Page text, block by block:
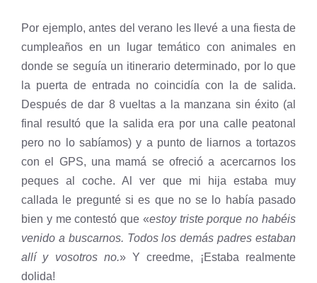
Por ejemplo, antes del verano les llevé a una fiesta de
cumpleaños en un lugar temático con animales en
donde se seguía un itinerario determinado, por lo que
la puerta de entrada no coincidía con la de salida.
Después de dar 8 vueltas a la manzana sin éxito (al
final resultó que la salida era por una calle peatonal
pero no lo sabíamos) y a punto de liarnos a tortazos
con el GPS, una mamá se ofreció a acercarnos los
peques al coche. Al ver que mi hija estaba muy
callada le pregunté si es que no se lo había pasado
bien y me contestó que «estoy triste porque no habéis
venido a buscarnos. Todos los demás padres estaban
allí y vosotros no.» Y creedme, ¡Estaba realmente
dolida!